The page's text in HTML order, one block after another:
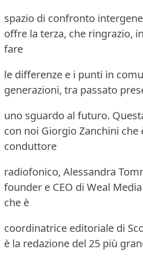
spazio di confronto
offre la terza, che ringrazio,
fare
le differenze e i punti in
generazioni, tra passato
uno sguardo al futuro.
con noi Giorgio Zanchini che
conduttore
radiofonico, Alessandra
founder e CEO di Weal
che è
coordinatrice editoriale di
è la redazione del 25 più